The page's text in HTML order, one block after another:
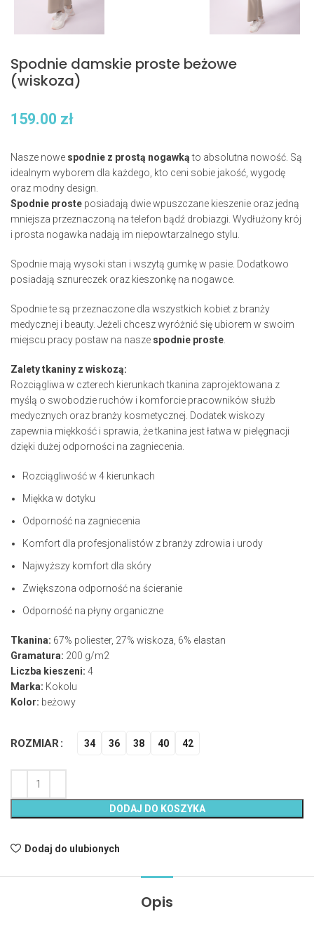
Spodnie damskie proste beżowe
(wiskoza)
159.00 zł
Nasze nowe spodnie z prostą nogawkąto absolutna nowość. Są
idealnym wyborem dla każdego, kto ceni sobie jakość, wygodę
oraz modny design.
Spodnie proste posiadają dwie wpuszczane kieszenie oraz jedną
mniejsza przeznaczoną na telefon bądź drobiazgi. Wydłużony krój
i prosta nogawka nadają im niepowtarzalnego stylu.
Spodnie mają wysoki stan i wszytą gumkę w pasie. Dodatkowo
posiadają sznureczek oraz kieszonkę na nogawce.
Spodnie te są przeznaczone dla wszystkich kobiet z branży
medycznej i beauty. Jeżeli chcesz wyróżnić się ubiorem w swoim
miejscu pracy postaw na nasze spodnie proste.
Zalety tkaniny z wiskozą:
Rozciągliwa w czterech kierunkach tkanina zaprojektowana z
myślą o swobodzie ruchów i komforcie pracowników służb
medycznych oraz branży kosmetycznej. Dodatek wiskozy
zapewnia miękkość i sprawia, że tkanina jest łatwa w pielęgnacji
dzięki dużej odporności na zagniecenia.
Rozciągliwość w 4 kierunkach
Miękka w dotyku
Odporność na zagniecenia
Komfort dla profesjonalistów z branży zdrowia i urody
Najwyższy komfort dla skóry
Zwiększona odporność na ścieranie
Odporność na płyny organiczne
Tkanina: 67% poliester, 27% wiskoza, 6% elastan
Gramatura: 200 g/m2
Liczba kieszeni: 4
Marka: Kokolu
Kolor: beżowy
ROZMIAR 34 36 38 40 42
DODAJ DO KOSZYKA
Dodaj do ulubionych
Opis